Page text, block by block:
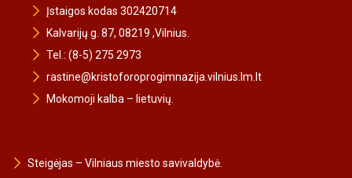
Įstaigos kodas 302420714
Kalvarijų g. 87, 08219 ,Vilnius.
Tel.: (8-5) 275 2973
rastine@kristoforoprogimnazija.vilnius.lm.lt
Mokomoji kalba – lietuvių.
Steigėjas – Vilniaus miesto savivaldybė.